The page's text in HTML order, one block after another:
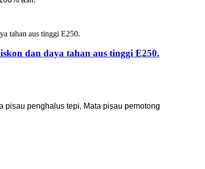
dan daya tahan aus tinggi E250.
pisau penghalus tepi, Mata pisau pemotong